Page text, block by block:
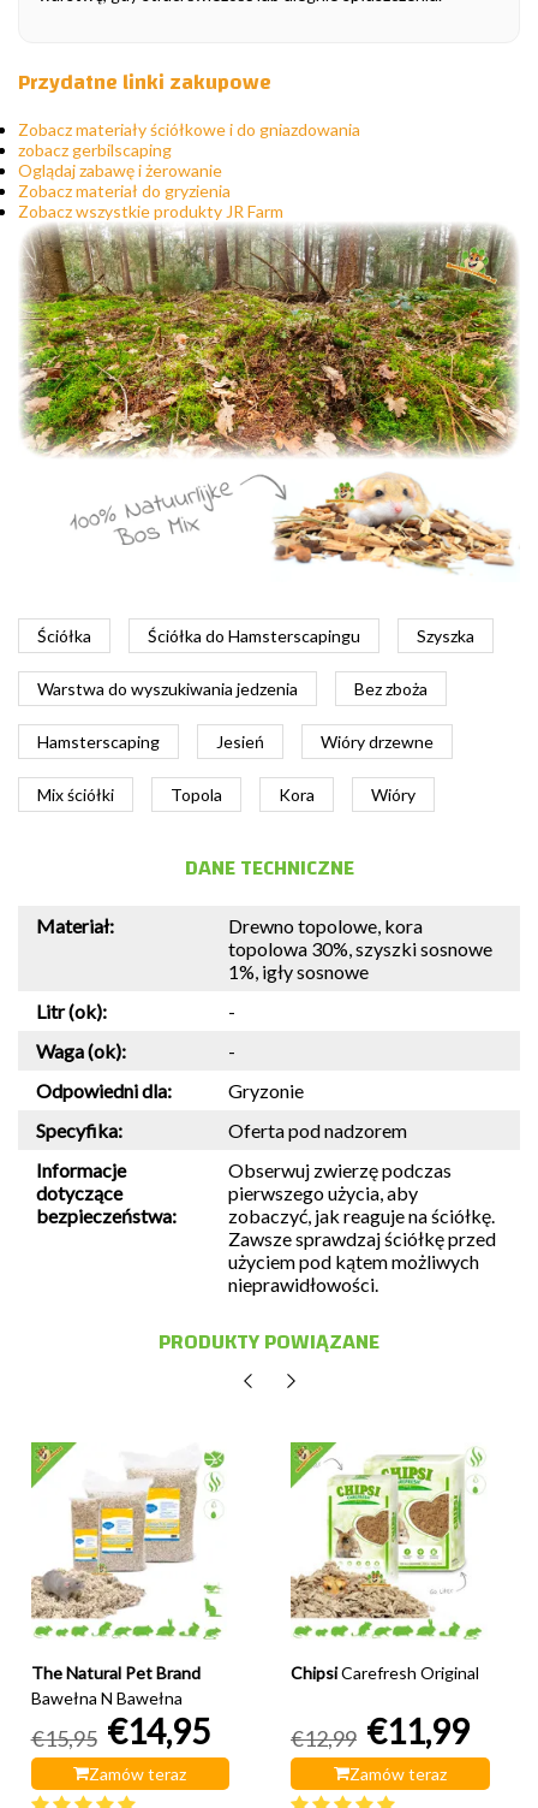
Przydatne linki zakupowe
Zobacz materiały ściółkowe i do gniazdowania
zobacz gerbilscaping
Oglądaj zabawę i żerowanie
Zobacz materiał do gryzienia
Zobacz wszystkie produkty JR Farm
Ściółka Ściółka do Hamsterscapingu Szyszka
Warstwa do wyszukiwania jedzenia Bez zboża
Hamsterscaping Jesień Wióry drzewne
Mix ściółki Topola Kora Wióry
DANE TECHNICZNE
Materiał:
Drewno topolowe, kora
topolowa 30%, szyszki sosnowe
1%, igły sosnowe
Litr (ok):
-
Waga (ok):
-
Odpowiedni dla:
Gryzonie
Specyfika:
Oferta pod nadzorem
Informacje
dotyczące
bezpieczeństwa:
Obserwuj zwierzę podczas
pierwszego użycia, aby
zobaczyć, jak reaguje na ściółkę.
Zawsze sprawdzaj ściółkę przed
użyciem pod kątem możliwych
nieprawidłowości.
PRODUKTY POWIĄZANE
The Natural Pet Brand
Bawełna N Bawełna
€15,95 €14,95
Zamów teraz
ChipsiCarefresh Original
€12,99 €11,99
Zamów teraz